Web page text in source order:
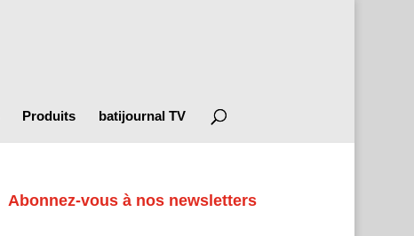
Produits batijournal TV
Abonnez-vous à nos newsletters